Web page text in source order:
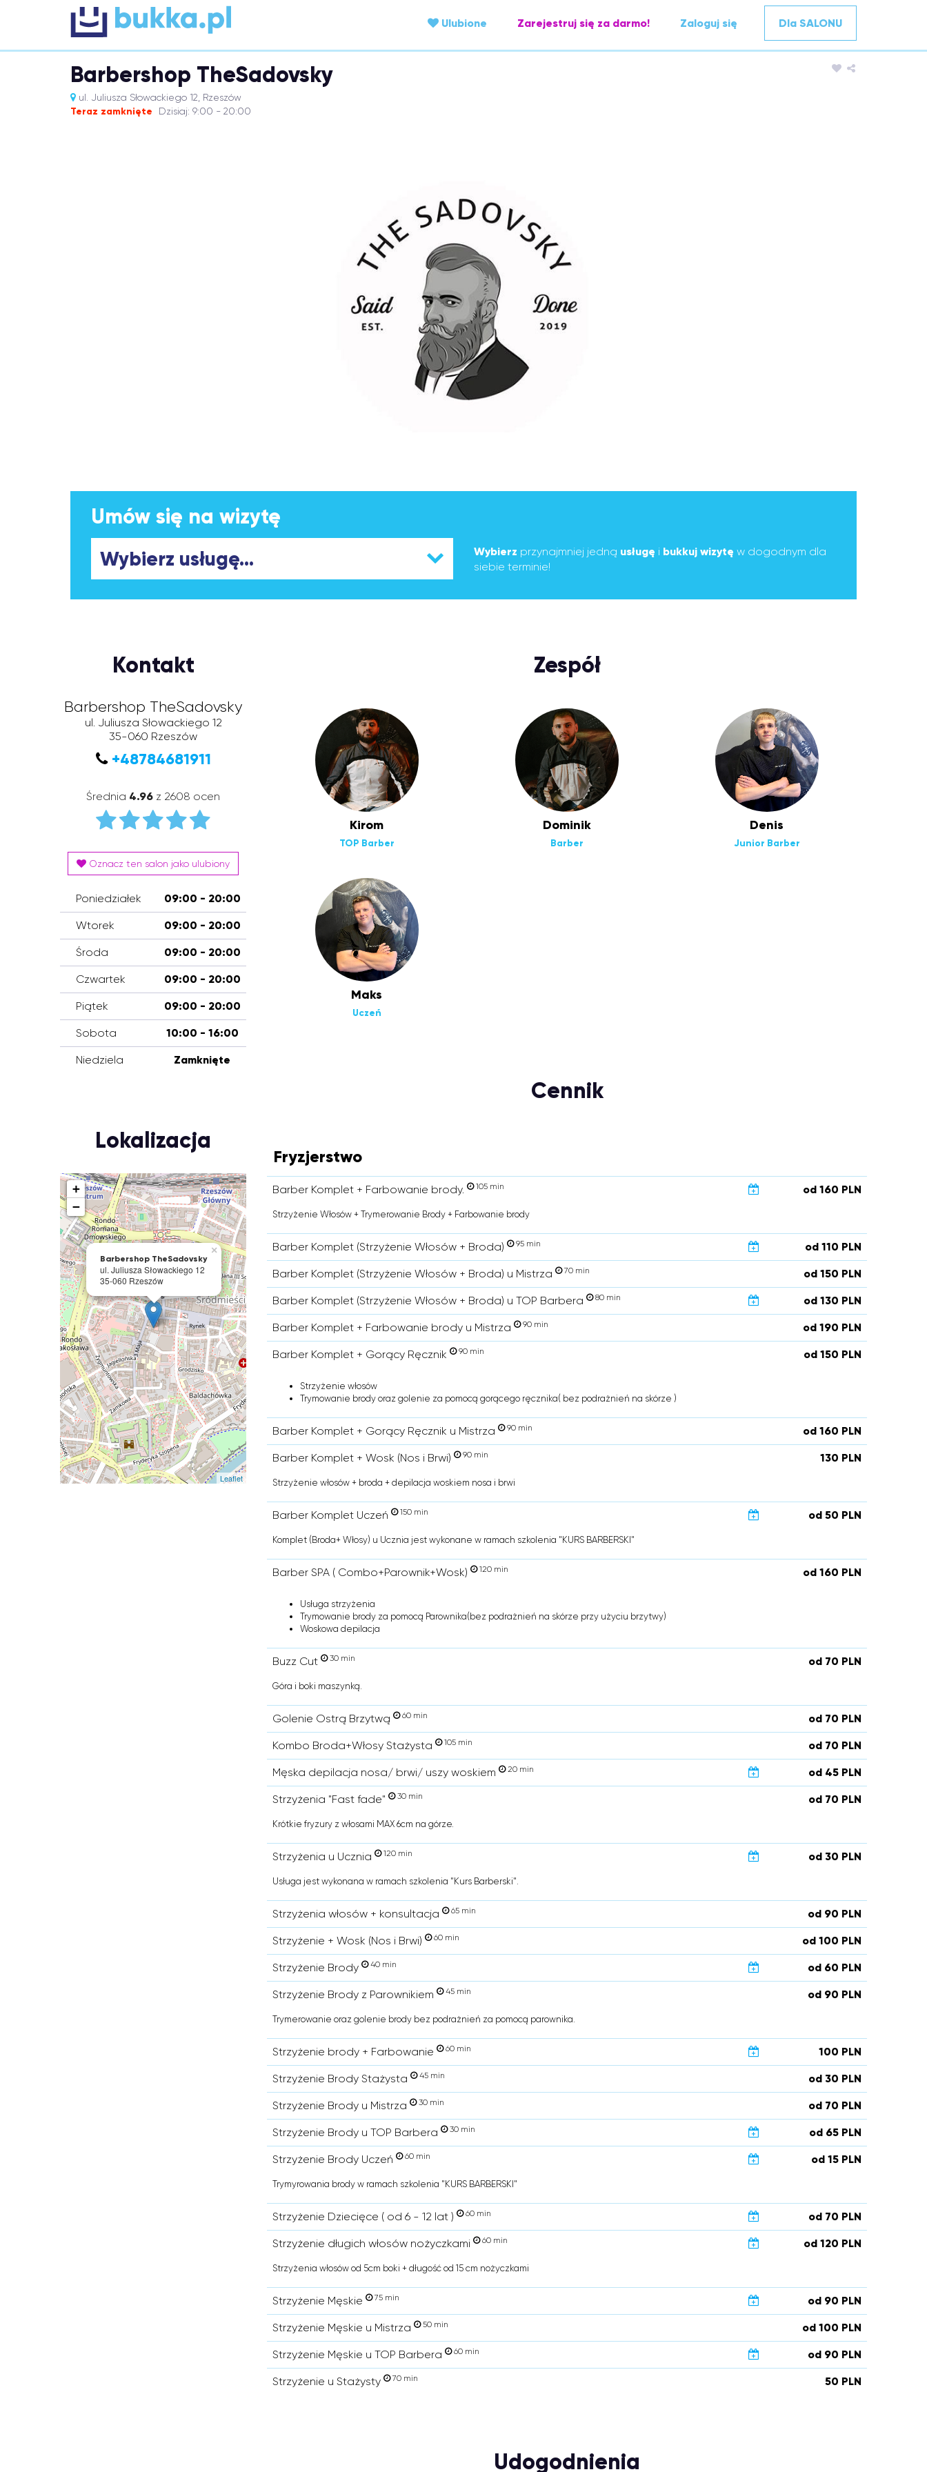
Ulubione Zarejestruj się za darmo! Zaloguj się Dla SALONU
Barbershop TheSadovsky
ul. Juliusza Słowackiego 12, Rzeszów
Teraz zamknięte Dzisiaj: 9:00 - 20:00
Umów się na wizytę
Wybierz przynajmniej jedną usługę i bukkuj wizytę w dogodnym dla
siebie terminie!
Kontakt
Barbershop TheSadovsky
ul. Juliusza Słowackiego 12
35-060 Rzeszów
+48784681911
Średnia 4.96 z 2608 ocen
Oznacz ten salon jako ulubiony
Poniedziałek 09:00 - 20:00
Wtorek 09:00 - 20:00
Środa 09:00 - 20:00
Czwartek 09:00 - 20:00
Piątek 09:00 - 20:00
Sobota 10:00 - 16:00
Niedziela Zamknięte
Lokalizacja
Barbershop TheSadovsky
ul. Juliusza Słowackiego 12
35-060 Rzeszów
×
+
−
Leaflet
Zespół
Kirom
TOP Barber
Dominik
Barber
Denis
Junior Barber
Maks
Uczeń
Cennik
Fryzjerstwo
Barber Komplet + Farbowanie brody. 105 min od 160 PLN
Strzyżenie Włosów + Trymerowanie Brody + Farbowanie brody
Barber Komplet (Strzyżenie Włosów + Broda) 95 min od 110 PLN
Barber Komplet (Strzyżenie Włosów + Broda) u Mistrza 70 min od 150 PLN
Barber Komplet (Strzyżenie Włosów + Broda) u TOP Barbera 80 min od 130 PLN
Barber Komplet + Farbowanie brody u Mistrza 90 min od 190 PLN
Barber Komplet + Gorący Ręcznik 90 min od 150 PLN
Strzyżenie włosów
Trymowanie brody oraz golenie za pomocą gorącego ręcznika( bez podrażnień na skórze )
Barber Komplet + Gorący Ręcznik u Mistrza 90 min od 160 PLN
Barber Komplet + Wosk (Nos i Brwi) 90 min 130 PLN
Strzyżenie włosów + broda + depilacja woskiem nosa i brwi
Barber Komplet Uczeń 150 min od 50 PLN
Komplet (Broda+ Włosy) u Ucznia jest wykonane w ramach szkolenia "KURS BARBERSKI"
Barber SPA ( Combo+Parownik+Wosk) 120 min od 160 PLN
Usługa strzyżenia
Trymowanie brody za pomocą Parownika(bez podrażnień na skórze przy użyciu brzytwy)
Woskowa depilacja
Buzz Cut 30 min od 70 PLN
Góra i boki maszynką.
Golenie Ostrą Brzytwą 60 min od 70 PLN
Kombo Broda+Włosy Stażysta 105 min od 70 PLN
Męska depilacja nosa/ brwi/ uszy woskiem 20 min od 45 PLN
Strzyżenia "Fast fade" 30 min od 70 PLN
Krótkie fryzury z włosami MAX 6cm na górze.
Strzyżenia u Ucznia 120 min od 30 PLN
Usługa jest wykonana w ramach szkolenia "Kurs Barberski".
Strzyżenia włosów + konsultacja 65 min od 90 PLN
Strzyżenie + Wosk (Nos i Brwi) 60 min od 100 PLN
Strzyżenie Brody 40 min od 60 PLN
Strzyżenie Brody z Parownikiem 45 min od 90 PLN
Trymerowanie oraz golenie brody bez podrażnień za pomocą parownika.
Strzyżenie brody + Farbowanie 60 min 100 PLN
Strzyżenie Brody Stażysta 45 min od 30 PLN
Strzyżenie Brody u Mistrza 30 min od 70 PLN
Strzyżenie Brody u TOP Barbera 30 min od 65 PLN
Strzyżenie Brody Uczeń 60 min od 15 PLN
Trymyrowania brody w ramach szkolenia "KURS BARBERSKI"
Strzyżenie Dziecięce ( od 6 - 12 lat ) 60 min od 70 PLN
Strzyżenie długich włosów nożyczkami 60 min od 120 PLN
Strzyżenia włosów od 5cm boki + długość od 15 cm nożyczkami
Strzyżenie Męskie 75 min od 90 PLN
Strzyżenie Męskie u Mistrza 50 min od 100 PLN
Strzyżenie Męskie u TOP Barbera 60 min od 90 PLN
Strzyżenie u Stażysty 70 min 50 PLN
Udogodnienia